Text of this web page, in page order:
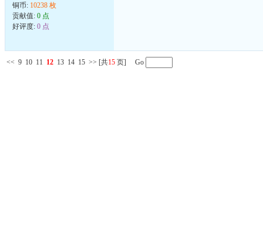
铜币: 10238 枚
贡献值: 0 点
好评度: 0 点
<< 9 10 11 12 13 14 15 >> [共15 页] Go